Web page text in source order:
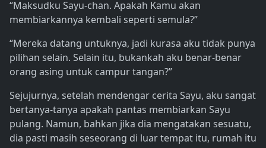
“Maksudku Sayu-chan. Apakah Kamu akan
membiarkannya kembali seperti semula?”
“Mereka datang untuknya, jadi kurasa aku tidak punya
pilihan selain. Selain itu, bukankah aku benar-benar
orang asing untuk campur tangan?”
Sejujurnya, setelah mendengar cerita Sayu, aku sangat
bertanya-tanya apakah pantas membiarkan Sayu
pulang. Namun, bahkan jika dia mengatakan sesuatu,
dia pasti masih seseorang di luar tempat itu, rumah itu